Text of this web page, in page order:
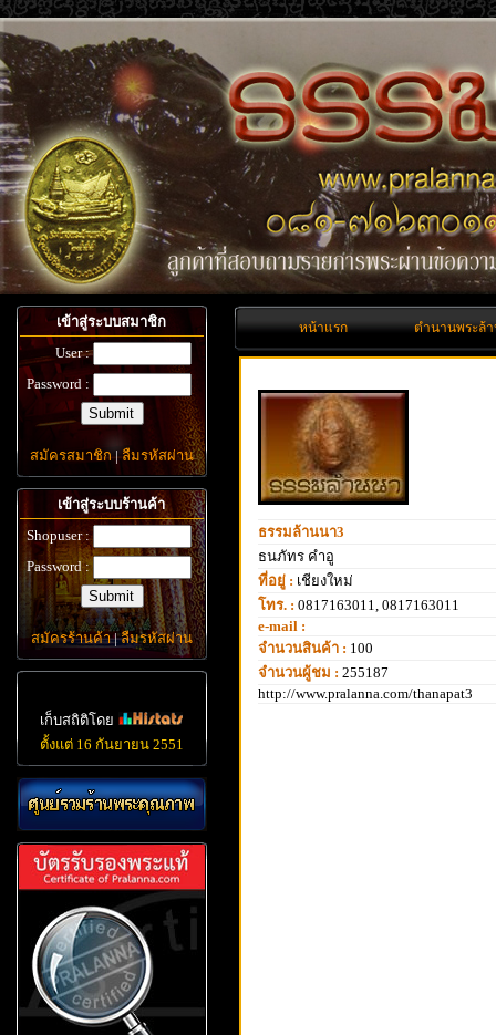
เข้าสู่ระบบสมาชิก
User :
Password :
สมัครสมาชิก|ลืมรหัสผ่าน
เข้าสู่ระบบร้านค้า
Shopuser :
Password :
สมัครร้านค้า|ลืมรหัสผ่าน
เก็บสถิติโดย
ตั้งแต่ 16 กันยายน 2551
หน้าแรก ตำนานพระล้
ธรรมล้านนา3
ธนภัทร คำอู
ที่อยู่ : เชียงใหม่
โทร. : 0817163011, 0817163011
e-mail :
จำนวนสินค้า : 100
จำนวนผู้ชม : 255187
http://www.pralanna.com/thanapat3